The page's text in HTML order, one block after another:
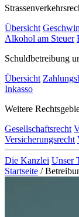
Übersicht
Alkohol am Steuer
Schuldbetreibung
Übersicht
Inkasso
Weitere
Gesellschaftsrecht
Versicherungsrecht
Die Kanzlei Unser
Startseite /